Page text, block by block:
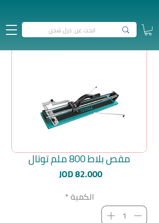
مقص بلاط 800 ملم توتال
JOD 82.000السعر
الكمية*